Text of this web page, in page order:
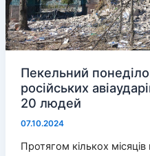
Пекельний
російських
20 людей
07.10.2024
Протягом кількох місяців